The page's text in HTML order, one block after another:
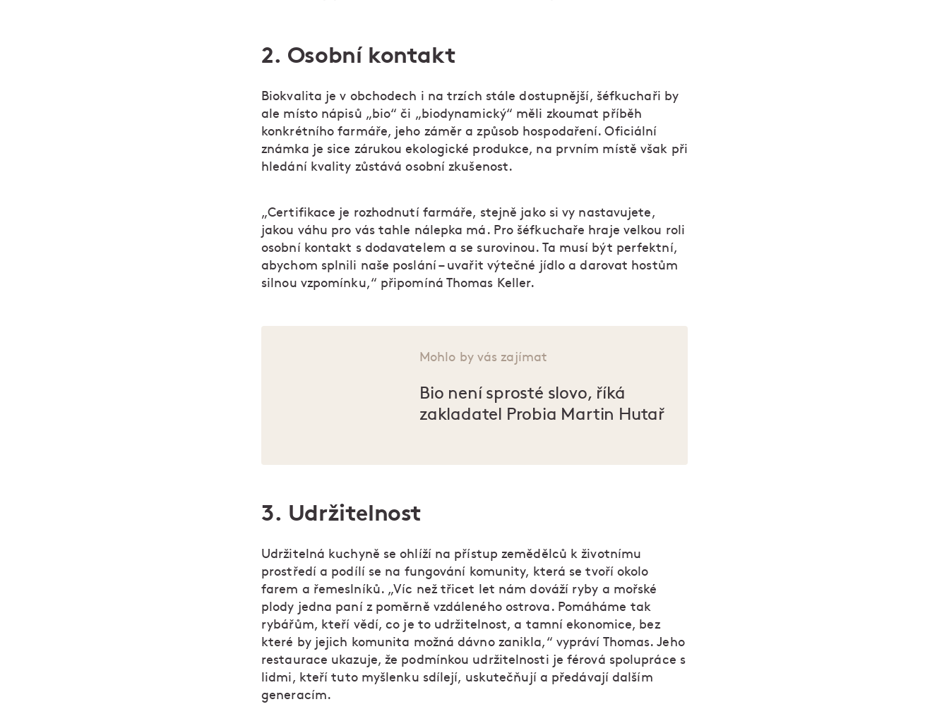
2. Osobní kontakt
Biokvalita je v obchodech i na trzích stále dostupnější, šéfkuchaři by
ale místo nápisů „bio“ či „biodynamický“ měli zkoumat příběh
konkrétního farmáře, jeho záměr a způsob hospodaření. Oficiální
známka je sice zárukou ekologické produkce, na prvním místě však při
hledání kvality zůstává osobní zkušenost.
„Certifikace je rozhodnutí farmáře, stejně jako si vy nastavujete,
jakou váhu pro vás tahle nálepka má. Pro šéfkuchaře hraje velkou roli
osobní kontakt s dodavatelem a se surovinou. Ta musí být perfektní,
abychom splnili naše poslání – uvařit výtečné jídlo a darovat hostům
silnou vzpomínku,“ připomíná Thomas Keller.
Mohlo by vás zajímat
Bio není sprosté slovo, říká
zakladatel Probia Martin Hutař
3. Udržitelnost
Udržitelná kuchyně se ohlíží na přístup zemědělců k životnímu
prostředí a podílí se na fungování komunity, která se tvoří okolo
farem a řemeslníků. „Víc než třicet let nám dováží ryby a mořské
plody jedna paní z poměrně vzdáleného ostrova. Pomáháme tak
rybářům, kteří vědí, co je to udržitelnost, a tamní ekonomice, bez
které by jejich komunita možná dávno zanikla,“ vypráví Thomas. Jeho
restaurace ukazuje, že podmínkou udržitelnosti je férová spolupráce s
lidmi, kteří tuto myšlenku sdílejí, uskutečňují a předávají dalším
generacím.